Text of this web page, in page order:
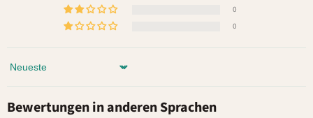
0
0
Sort by
Bewertungen in anderen Sprachen